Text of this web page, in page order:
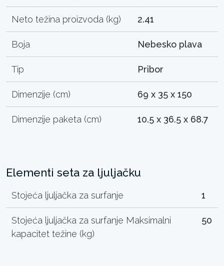
Neto težina proizvoda (kg) 2.41
Boja Nebesko plava
Tip Pribor
Dimenzije (cm) 69 x 35 x 150
Dimenzije paketa (cm) 10.5 x 36.5 x 68.7
Elementi seta za ljuljačku
Stojeća ljuljačka za surfanje 1
Stojeća ljuljačka za surfanje Maksimalni
kapacitet težine (kg)
50